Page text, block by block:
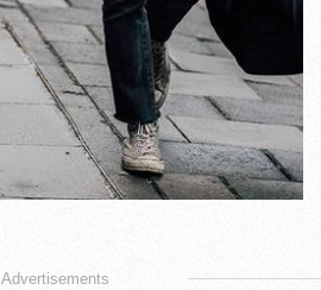
Advertisements